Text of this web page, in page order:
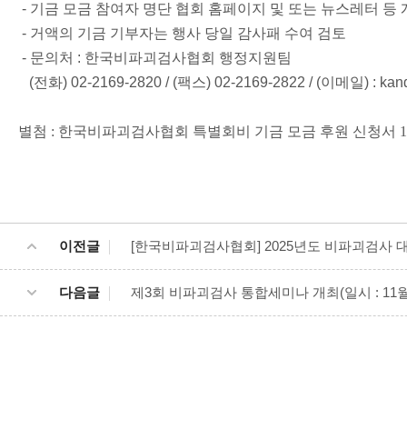
- 기금 모금 참여자 명단 협회 홈페이지 및 또는 뉴스레터 등
- 거액의 기금 기부자는 행사 당일 감사패 수여 검토
- 문의처 : 한국비파괴검사협회 행정지원팀
(전화) 02-2169-2820 / (팩스) 02-2169-2822 / (이메일) :
별첨 : 한국비파괴검사협회 특별회비 기금 모금 후원 신청서 1
이전글 [한국비파괴검사협회] 2025년도 비파괴검사
다음글 제3회 비파괴검사 통합세미나 개최(일시 : 11